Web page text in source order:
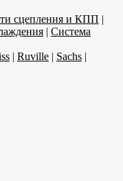
сцепления и КПП |
| Система
| Ruville | Sachs |